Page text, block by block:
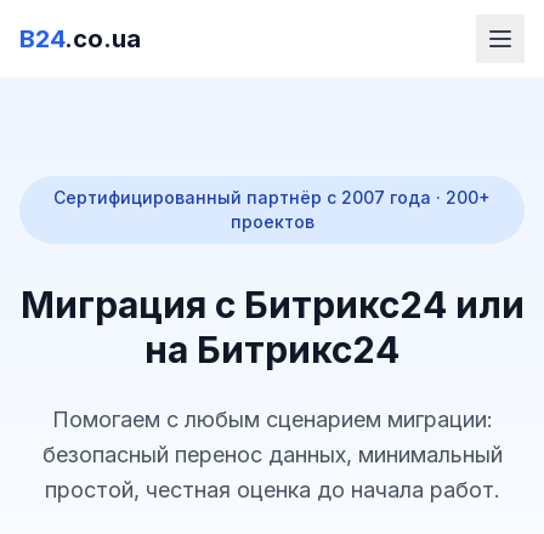
B24.co.ua
Сертифицированный партнёр с 2007 года · 200+
проектов
Миграция с Битрикс24 или
на Битрикс24
Помогаем с любым сценарием миграции:
безопасный перенос данных, минимальный
простой, честная оценка до начала работ.